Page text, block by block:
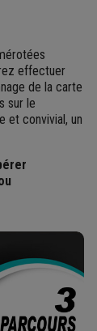
effectuer
de la carte
sur le
et convivial, un